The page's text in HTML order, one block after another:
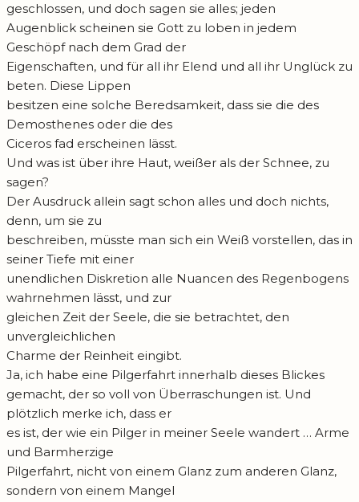
geschlossen, und doch sagen sie alles; jeden
Augenblick scheinen sie Gott zu loben in jedem
Geschöpf nach dem Grad der
Eigenschaften, und für all ihr Elend und all ihr Unglück zu
beten. Diese Lippen
besitzen eine solche Beredsamkeit, dass sie die des
Demosthenes oder die des
Ciceros fad erscheinen lässt.
Und was ist über ihre Haut, weißer als der Schnee, zu
sagen?
Der Ausdruck allein sagt schon alles und doch nichts,
denn, um sie zu
beschreiben, müsste man sich ein Weiß vorstellen, das in
seiner Tiefe mit einer
unendlichen Diskretion alle Nuancen des Regenbogens
wahrnehmen lässt, und zur
gleichen Zeit der Seele, die sie betrachtet, den
unvergleichlichen
Charme der Reinheit eingibt.
Ja, ich habe eine Pilgerfahrt innerhalb dieses Blickes
gemacht, der so voll von Überraschungen ist. Und
plötzlich merke ich, dass er
es ist, der wie ein Pilger in meiner Seele wandert … Arme
und Barmherzige
Pilgerfahrt, nicht von einem Glanz zum anderen Glanz,
sondern von einem Mangel